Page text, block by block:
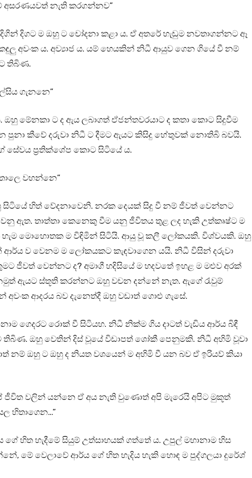
අසරණයවත් නැති කරගන්නව”
දිගට ම ඔහු ට චෝදනා කළා ය. ඒ අතරේ හැඬුම නවතාගන්නට ඈ
අවංක ය. අව්‍යාජ ය. යම් හෙයකින් නිධී ආයුව ගෙන ගියේ වී නම්
තිබිණ.
ගැනනෙ”
ඔහු මේනකා ට ද ඇය ලබාගත් ඒජන්තවරයාට ද කතා කොට සිදුවීම
පුනා කීවේ දරුවා නිධී ට දීමට ඇයට කිසිදු හේතුවක් නොතිබි බවයි.
සේවය ප්‍රතික්ශේප කොට සිටියේ ය.
වහන්නෙ”
සිටියේ හිත් වේදනාවෙනි. නරක දෙයක් සිදු වී නම් ජීවත් වෙන්නට
ඇත. තාත්තා කෙනෙකු වීම යනු ජීවිතය තුළ ලද හැකි උත්කෘෂ්ට ම
හැම මොහොතක ම විඳිමින් සිටියි. ආයු වූ කලී ලෝකයකි. විශ්වයකි. ඔහු
ආර්ය ව වෙනම ම ලෝකයකට කැඳවාගෙන යයි. නිධී විසින් දරුවා
ජීවත් වෙන්නට ද? අමාගී හදිසියේ ම හදවතේ ඉහළ ම මළුව අරක්
ඇයට ස්තූති කරන්නට ඔහු වචන දන්නේ නැත. ඇගේ රැවුම්
ආදරය බව දැනෙත්දී ඔහු වඩාත් ගොළු ගැසේ.
ගෙදරට රොක් වී සිටියහ. නිධී නික්ම ගිය දාටත් වැඩිය ආර්ය බිඳී
ඔහු වෙතින් දිස් වූයේ විඩාපත් ශෝකී පෙනුමකි. නිධී අහිමි වූවා
ඔහු ට ඔහු ද නියත වශයෙන් ම අහිමි වී යන බව ඒ ඉරියව් කියා
ජීවිත වලින් යන්නෙ ඒ අය නැති වුණොත් අපි මැරෙයි අපිට මුකූත්
හිතාගෙන…”
හිත හැදීමේ සියුම් උත්සාහයක් ගත්තේ ය. උපුල් මහානාම හිස
මේ වෙලාවේ ආර්ය ගේ හිත හැදිය හැකි හොඳ ම පුද්ගලයා දුරේශ්